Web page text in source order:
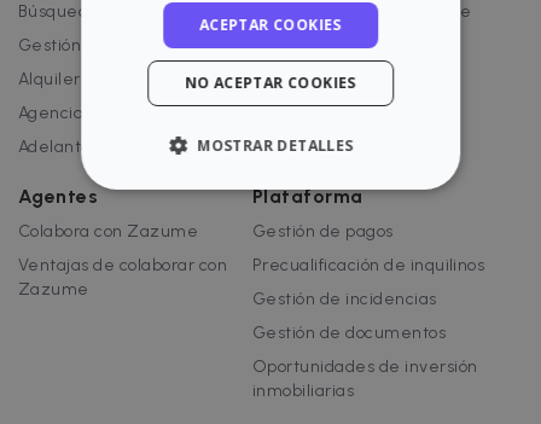
Búsqueda de inquilino
Gestión del alquiler
Alquiler seguro
Agencia de alquiler
Adelanto de rentas
Cómo alquilar con Zazume
Ventajas como inquilino
Gana 100€
Agentes
Colabora con Zazume
Ventajas de colaborar con
Zazume
Plataforma
Gestión de pagos
Precualificación de inquilinos
Gestión de incidencias
Gestión de documentos
Oportunidades de inversión
inmobiliarias
ACEPTAR COOKIES
NO ACEPTAR COOKIES
MOSTRAR DETALLES
ESTRICTAMENTE NECESARIAS
RENDIMIENTO
FUNCIONALIDAD